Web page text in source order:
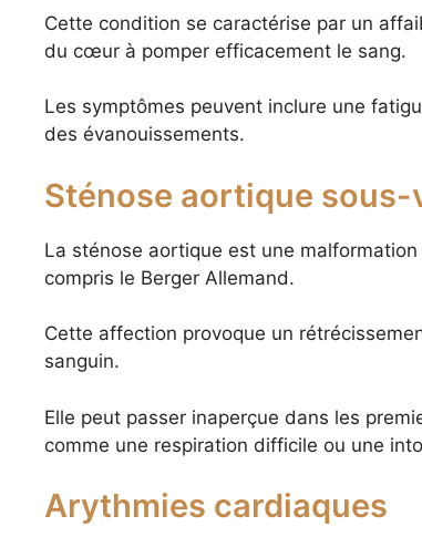
Cette condition se caractérise par un
du cœur à pomper efficacement le sang.
Les symptômes peuvent inclure une
des évanouissements.
Sténose aortique sous-
La sténose aortique est une
compris le Berger Allemand.
Cette affection provoque un
sanguin.
Elle peut passer inaperçue dans les
comme une respiration difficile ou une
Arythmies cardiaques